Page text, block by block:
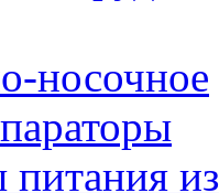
носочное